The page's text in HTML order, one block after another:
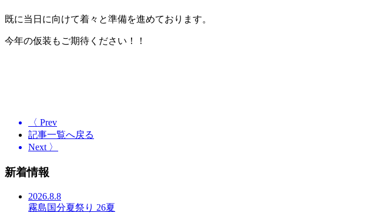
既に当日に向けて着々と準備を進めております。
今年の仮装もご期待ください！！
〈 Prev
記事一覧へ戻る
Next 〉
新着情報
2026.8.8
霧島国分夏祭り 26夏